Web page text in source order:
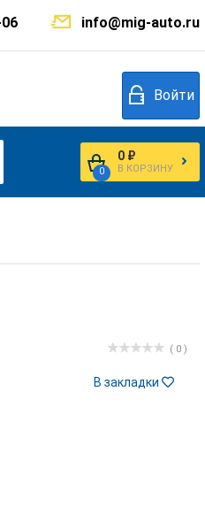
info@mig-auto.ru
Войти
0
0 ₽
В КОРЗИНУ
( 0 )
В закладки